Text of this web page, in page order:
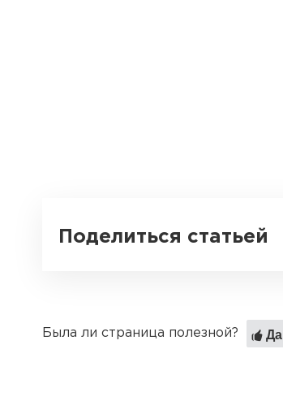
Поделиться статьей
Была ли страница полезной? Да